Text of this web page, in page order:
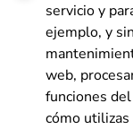
servicio y
ejemplo, y
web,
funciones
cómo